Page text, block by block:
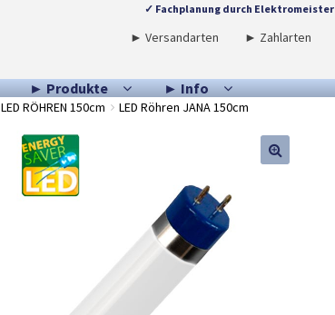
✓ Fachplanung durch Elektromeister
► Versandarten ► Zahlarten
► Produkte ► Info
LED RÖHREN 150cm LED Röhren JANA 150cm